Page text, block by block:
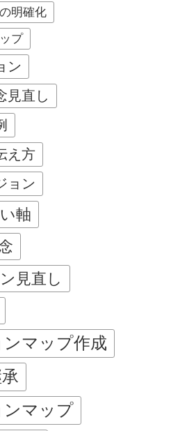
明確化
プ
ン
見直し
え方
ョン
軸
見直し
ンマップ作成
ンマップ